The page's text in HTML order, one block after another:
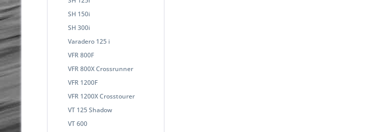
SH 150i
SH 300i
Varadero 125 i
VFR 800F
VFR 800X Crossrunner
VFR 1200F
VFR 1200X Crosstourer
VT 125 Shadow
VT 600